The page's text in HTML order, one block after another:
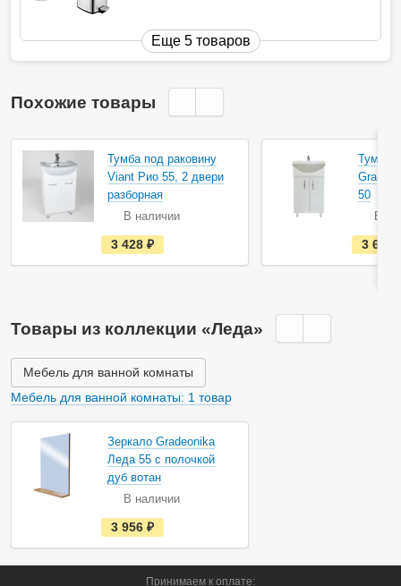
Еще 5 товаров
Похожие товары
Тумба под раковину
Viant Рио 55, 2 двери
разборная
В наличии
е
с
т
л
и
3 428
Тумба
50
В
3 623
Товары из коллекции «Леда»
Мебель для ванной комнаты
Мебель для ванной комнаты: 1 товар
Зеркало Gradeonika
Леда 55 с полочкой
дуб вотан
В наличии
е
с
т
3 956
Принимаем к оплате: